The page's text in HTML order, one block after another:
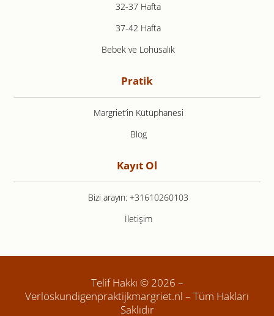
32-37 Hafta
37-42 Hafta
Bebek ve Lohusalık
Pratik
Margriet’in Kütüphanesi
Blog
Kayıt Ol
Bizi arayın: +31610260103
İletişim
Telif Hakkı © 2026 –
Verloskundigenpraktijkmargriet.nl – Tüm Hakları
Saklıdır